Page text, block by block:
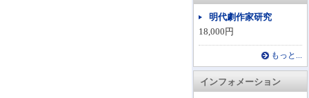
明代劇作家研究
18,000円
もっと...
インフォメーション